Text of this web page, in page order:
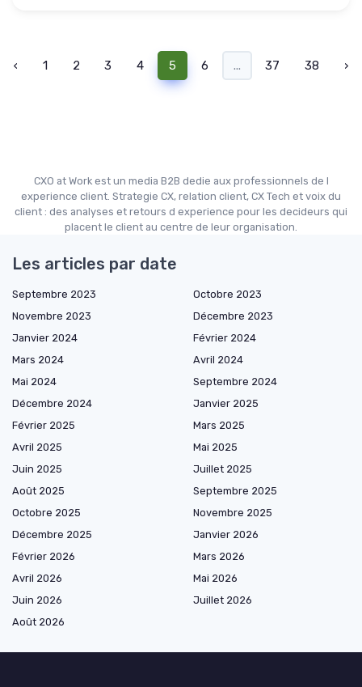
‹ 1 2 3 4 5 6 ... 37 38 ›
CXO at Work est un media B2B dedie aux professionnels de l
experience client. Strategie CX, relation client, CX Tech et voix du
client : des analyses et retours d experience pour les decideurs qui
placent le client au centre de leur organisation.
Les articles par date
Septembre 2023
Octobre 2023
Novembre 2023
Décembre 2023
Janvier 2024
Février 2024
Mars 2024
Avril 2024
Mai 2024
Septembre 2024
Décembre 2024
Janvier 2025
Février 2025
Mars 2025
Avril 2025
Mai 2025
Juin 2025
Juillet 2025
Août 2025
Septembre 2025
Octobre 2025
Novembre 2025
Décembre 2025
Janvier 2026
Février 2026
Mars 2026
Avril 2026
Mai 2026
Juin 2026
Juillet 2026
Août 2026